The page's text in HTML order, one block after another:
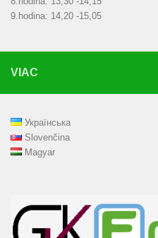
9.hodina: 14,20 -15,05
VIAC
Українська
Slovenčina
Magyar